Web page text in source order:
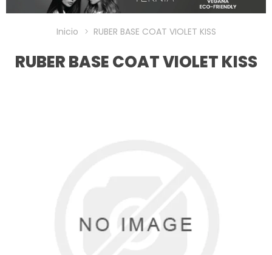
Inicio RUBER BASE COAT VIOLET KISS
RUBER BASE COAT VIOLET KISS